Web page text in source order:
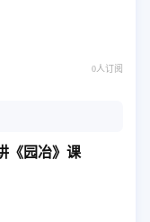
0人订阅
《园冶》课